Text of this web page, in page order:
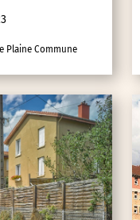
Plaine Commune